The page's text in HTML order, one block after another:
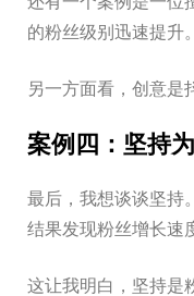
的粉丝级别迅速提升。
另一方面看，创意是
案例四：坚持
最后，我想谈谈坚持
结果发现粉丝增长速
这让我明白，坚持是